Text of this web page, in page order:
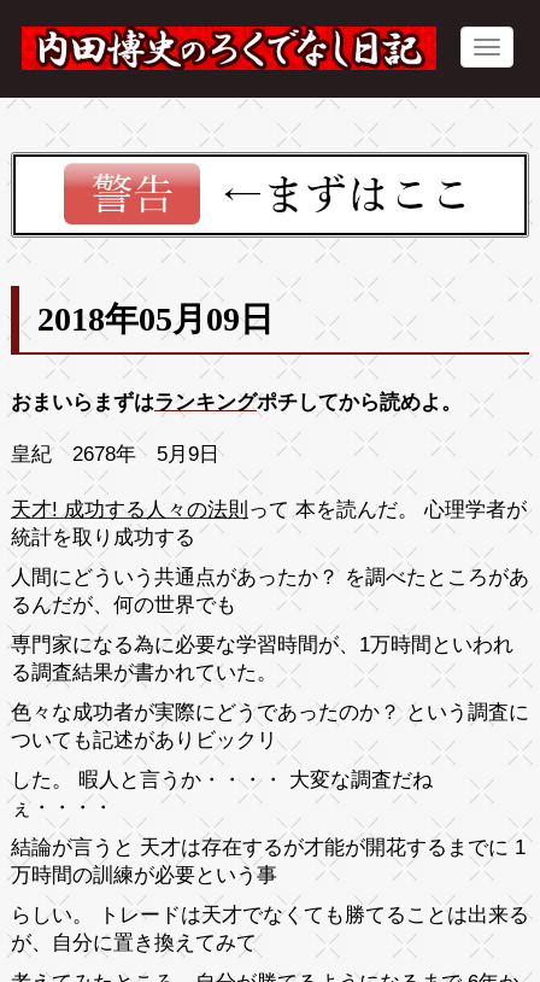
2018年05月09日
おまいらまずはランキングポチしてから読めよ。
皇紀 2678年 5月9日
天才! 成功する人々の法則 って 本を読んだ。 心理学者が
統計を取り成功する
人間にどういう共通点があったか？ を調べたところがあ
るんだが、何の世界でも
専門家になる為に必要な学習時間が、1万時間といわれ
る調査結果が書かれていた。
色々な成功者が実際にどうであったのか？ という調査に
ついても記述がありビックリ
した。 暇人と言うか・・・・ 大変な調査だね
ぇ・・・・
結論が言うと 天才は存在するが才能が開花するまでに 1
万時間の訓練が必要という事
らしい。 トレードは天才でなくても勝てることは出来る
が、自分に置き換えてみて